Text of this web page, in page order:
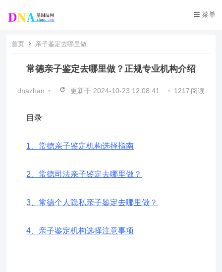
菜单
首页 亲子鉴定去哪里做
常德亲子鉴定去哪里做？正规专业机构介绍
dnazhan • 更新于 2024-10-23 12:08:41 • 1217 阅读
目录
1、常德亲子鉴定机构选择指南
2、常德司法亲子鉴定去哪里做？
3、常德个人隐私亲子鉴定去哪里做？
4、亲子鉴定机构选择注意事项